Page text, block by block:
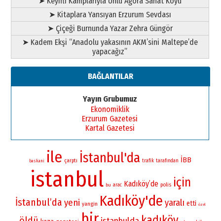
➤ Kitaplara Yansıyan Erzurum Sevdası
➤ Çiçeği Burnunda Yazar Zehra Güngör
➤ Kadem Ekşi “Anadolu yakasının AKM’sini Maltepe’de
yapacağız”
BAĞLANTILAR
Yayın Grubumuz
Ekonomiklik
Erzurum Gazetesi
Kartal Gazetesi
baskani ile çarptı İstanbul'da trafik tarafından İBB
istanbul bu arac Kadıköy’de polis için
İstanbul’da yeni yangin Kadıköy'de yaralı etti özel